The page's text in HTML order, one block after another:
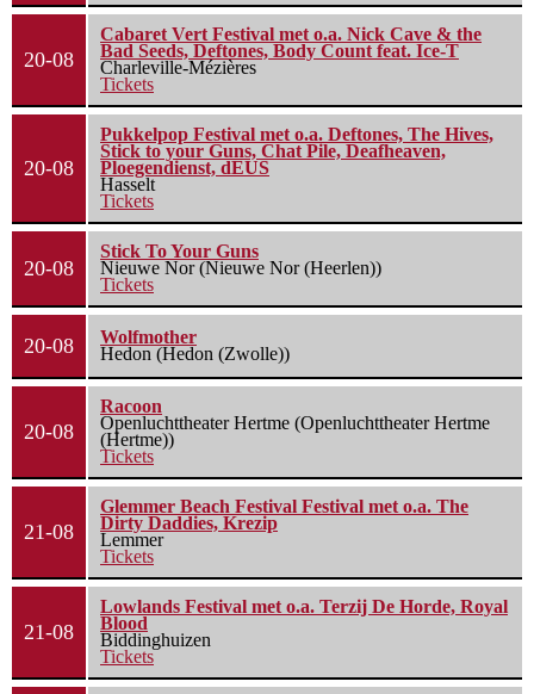
20-08
Cabaret Vert Festival met o.a. Nick Cave & the
Bad Seeds, Deftones, Body Count feat. Ice-T
Charleville-Mézières
Tickets
20-08
Pukkelpop Festival met o.a. Deftones, The Hives,
Stick to your Guns, Chat Pile, Deafheaven,
Ploegendienst, dEUS
Hasselt
Tickets
20-08
Stick To Your Guns
Nieuwe Nor (Nieuwe Nor (Heerlen))
Tickets
20-08
Wolfmother
Hedon (Hedon (Zwolle))
20-08
Racoon
Openluchttheater Hertme (Openluchttheater Hertme
(Hertme))
Tickets
21-08
Glemmer Beach Festival Festival met o.a. The
Dirty Daddies, Krezip
Lemmer
Tickets
21-08
Lowlands Festival met o.a. Terzij De Horde, Royal
Blood
Biddinghuizen
Tickets